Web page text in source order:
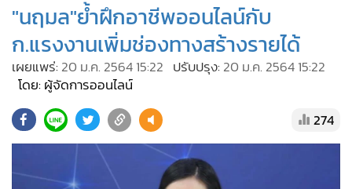
• ภาคใต้
ภูมิภาค
Online Section
บันเทิง
• ผู้จัดการรายวัน
• คอลัมนิสต์
CbizReview
"นฤมล"ย้ำฝึกอาชีพออนไลน์กับ
ก.แรงงานเพิ่มช่องทางสร้างรายได้
เผยแพร่: 20 ม.ค. 2564 15:22 ปรับปรุง: 20 ม.ค. 2564 15:22
โดย: ผู้จัดการออนไลน์
274